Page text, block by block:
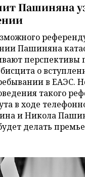
Пашиняна
Пашиняна
перспективы
о
в ЕАЭС.
такого
в ходе
и Никола
делать